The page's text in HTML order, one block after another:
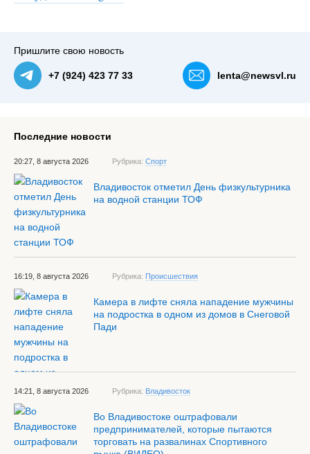
#3Фото: полиция Приморья — NewsVL.ru
Пришлите свою новость
+7 (924) 423 77 33 lenta@newsvl.ru
Последние новости
20:27, 8 августа 2026 Рубрика: Спорт
Владивосток отметил День физкультурника
на водной станции ТОФ
16:19, 8 августа 2026 Рубрика: Происшествия
Камера в лифте сняла нападение мужчины
на подростка в одном из домов в Снеговой
Пади
14:21, 8 августа 2026 Рубрика: Владивосток
Во Владивостоке оштрафовали
предпринимателей, которые пытаются
торговать на развалинах Спортивного